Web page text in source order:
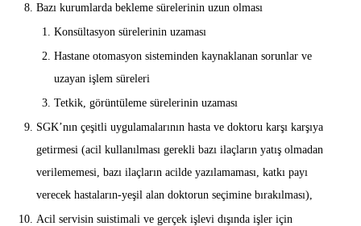
Bazı kurumlarda bekleme sürelerinin uzun olması
Konsültasyon sürelerinin uzaması
Hastane otomasyon sisteminden kaynaklanan sorunlar ve
uzayan işlem süreleri
Tetkik, görüntüleme sürelerinin uzaması
SGK’nın çeşitli uygulamalarının hasta ve doktoru karşı karşıya
getirmesi (acil kullanılması gerekli bazı ilaçların yatış olmadan
verilememesi, bazı ilaçların acilde yazılamaması, katkı payı
verecek hastaların-yeşil alan doktorun seçimine bırakılması),
Acil servisin suistimali ve gerçek işlevi dışında işler için